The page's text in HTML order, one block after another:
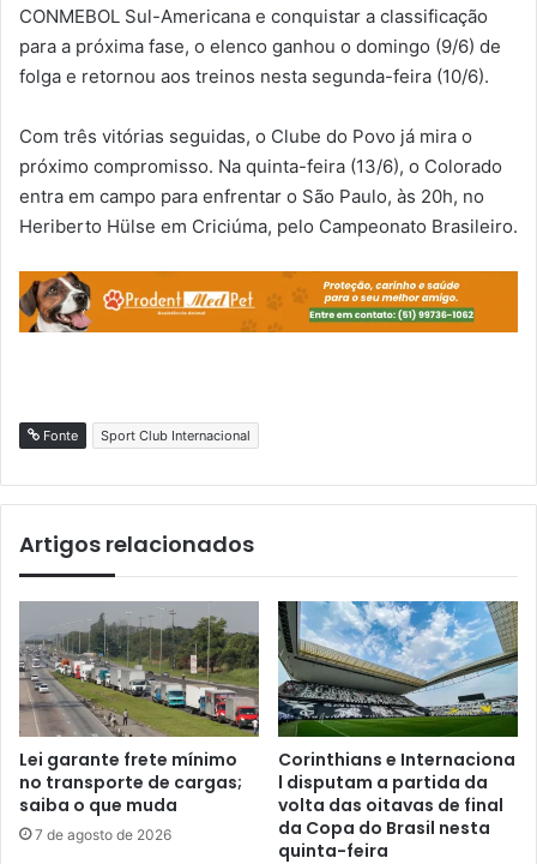
CONMEBOL Sul-Americana e conquistar a classificação
para a próxima fase, o elenco ganhou o domingo (9/6) de
folga e retornou aos treinos nesta segunda-feira (10/6).
Com três vitórias seguidas, o Clube do Povo já mira o
próximo compromisso. Na quinta-feira (13/6), o Colorado
entra em campo para enfrentar o São Paulo, às 20h, no
Heriberto Hülse em Criciúma, pelo Campeonato Brasileiro.
Fonte Sport Club Internacional
Artigos relacionados
Lei garante frete mínimo
no transporte de cargas;
saiba o que muda
7 de agosto de 2026
Corinthians e Internaciona
l disputam a partida da
volta das oitavas de final
da Copa do Brasil nesta
quinta-feira